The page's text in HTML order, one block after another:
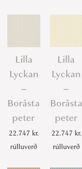
Lilla
Lyckan
–
Boråsta
peter
22.747 kr.
rúlluverð
Lilla
Lyckan
–
Boråsta
peter
22.747 kr.
rúlluverð